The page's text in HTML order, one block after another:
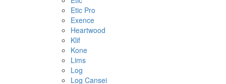
Etic Pro
Exence
Heartwood
Klif
Kone
Lims
Log
Log Cansei